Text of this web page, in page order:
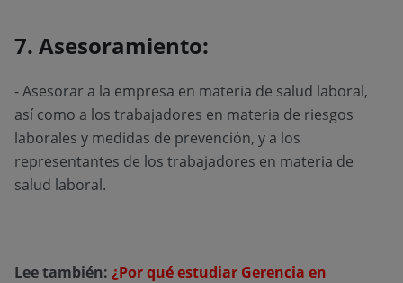
7. Asesoramiento:
- Asesorar a la empresa en materia de salud laboral,
así como a los trabajadores en materia de riesgos
laborales y medidas de prevención, y a los
representantes de los trabajadores en materia de
salud laboral.
Lee también: ¿Por qué estudiar Gerencia en